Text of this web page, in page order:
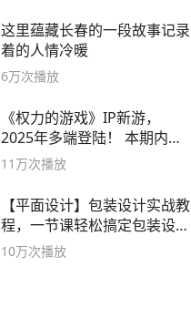
这里蕴藏长春的一段故事记录
着的人情冷暖
6万次播放
《权力的游戏》IP新游，
2025年多端登陆！ 本期内容
概要
11万次播放
【平面设计】包装设计实战教
程，一节课轻松搞定包装设计
流程！
10万次播放